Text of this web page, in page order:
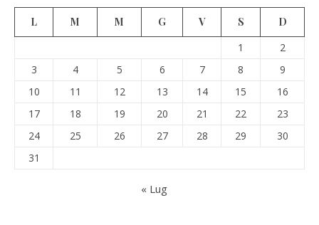
L M M G V S
D
1
2
3
4 5 6 7 8
9
10
11 12 13 14 15
16
17
18 19 20 21 22
23
24
25 26 27 28 29
30
31
« Lug